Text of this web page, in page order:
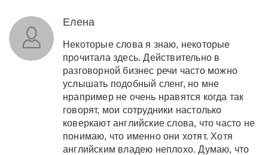
Елена
Некоторые слова я знаю, некоторые
прочитала здесь. Действительно в
разговорной бизнес речи часто можно
услышать подобный сленг, но мне
нрапример не очень нравятся когда так
говорят, мои сотрудники настолько
коверкают английские слова, что часто не
понимаю, что именно они хотят. Хотя
английским владею неплохо. Думаю, что